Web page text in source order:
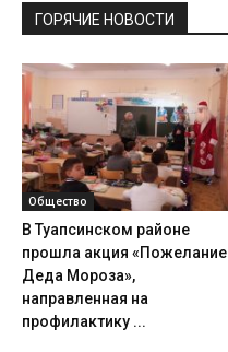
ГОРЯЧИЕ НОВОСТИ
Общество
В Туапсинском районе
прошла акция «Пожелание
Деда Мороза»,
направленная на
профилактику ...